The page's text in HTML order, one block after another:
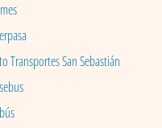
Transportes San Sebastián